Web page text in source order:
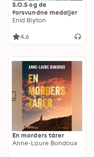
S.O.S og de
forsvundne medaljer
Enid Blyton
4.6
En morders tårer
Anne-Laure Bondoux